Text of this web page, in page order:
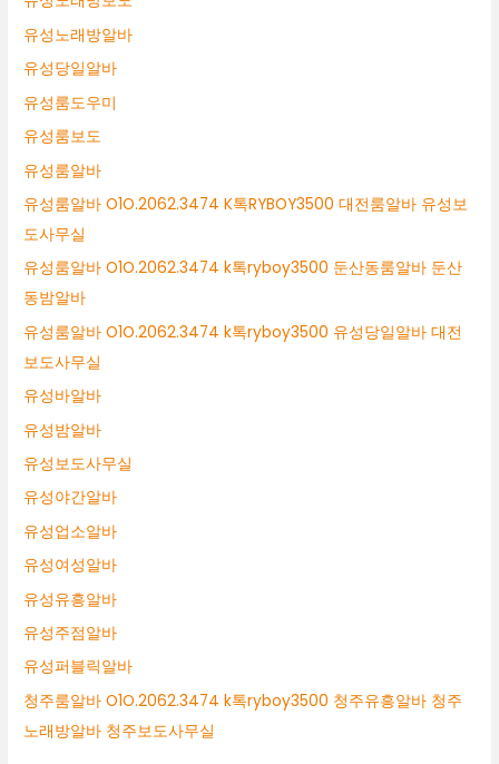
유성노래방알바
유성당일알바
유성룸도우미
유성룸보도
유성룸알바
유성룸알바 O1O.2062.3474 K톡RYBOY3500 대전룸알바 유성보
도사무실
유성룸알바 O1O.2062.3474 k톡ryboy3500 둔산동룸알바 둔산
동밤알바
유성룸알바 O1O.2062.3474 k톡ryboy3500 유성당일알바 대전
보도사무실
유성바알바
유성밤알바
유성보도사무실
유성야간알바
유성업소알바
유성여성알바
유성유흥알바
유성주점알바
유성퍼블릭알바
청주룸알바 O1O.2062.3474 k톡ryboy3500 청주유흥알바 청주
노래방알바 청주보도사무실